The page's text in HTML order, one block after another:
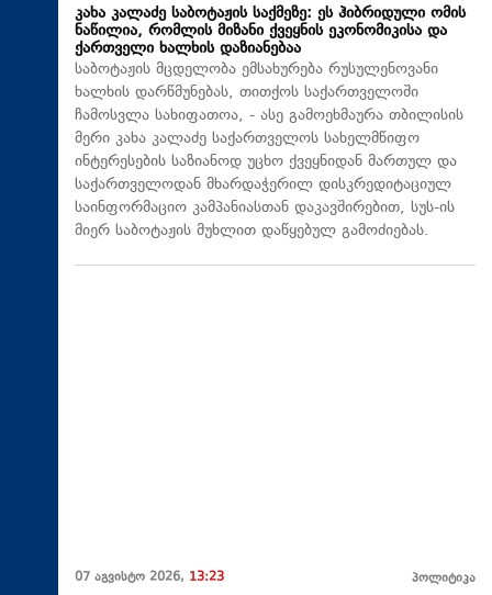
კახა კალაძე საბოტაჟის საქმეზე: ეს ჰიბრიდული ომის
ნაწილია, რომლის მიზანი ქვეყნის ეკონომიკისა და
ქართველი ხალხის დაზიანებაა
საბოტაჟის მცდელობა ემსახურება რუსულენოვანი
ხალხის დარწმუნებას, თითქოს საქართველოში
ჩამოსვლა სახიფათოა, - ასე გამოეხმაურა თბილისის
მერი კახა კალაძე საქართველოს სახელმწიფო
ინტერესების საზიანოდ უცხო ქვეყნიდან მართულ და
საქართველოდან მხარდაჭერილ დისკრედიტაციულ
საინფორმაციო კამპანიასთან დაკავშირებით, სუს-ის
მიერ საბოტაჟის მუხლით დაწყებულ გამოძიებას.
07 აგვისტო 2026, 13:23 პოლიტიკა